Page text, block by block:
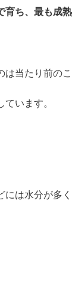
育ち、最も成
当たり前の
います。
には水分が多